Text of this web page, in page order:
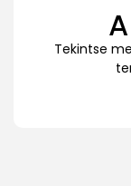
Tekintse